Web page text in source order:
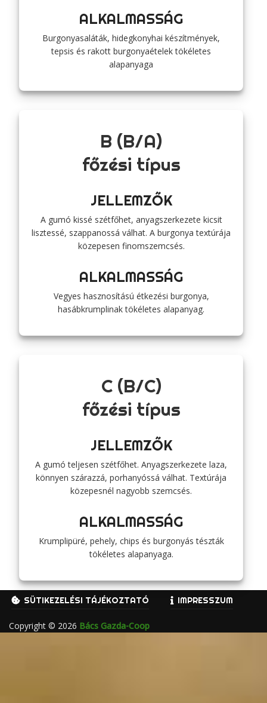
ALKALMASSÁG
Burgonyasaláták, hidegkonyhai készítmények,
tepsis és rakott burgonyaételek tökéletes
alapanyaga
B (B/A)
főzési típus
JELLEMZŐK
A gumó kissé szétfőhet, anyagszerkezete kicsit
lisztessé, szappanossá válhat. A burgonya textúrája
közepesen finomszemcsés.
ALKALMASSÁG
Vegyes hasznosítású étkezési burgonya,
hasábkrumplinak tökéletes alapanyag.
C (B/C)
főzési típus
JELLEMZŐK
A gumó teljesen szétfőhet. Anyagszerkezete laza,
könnyen szárazzá, porhanyóssá válhat. Textúrája
közepesnél nagyobb szemcsés.
ALKALMASSÁG
Krumplipüré, pehely, chips és burgonyás tészták
tökéletes alapanyaga.
SÜTIKEZELÉSI TÁJÉKOZTATÓ IMPRESSZUM
Copyright © 2026 Bács Gazda-Coop